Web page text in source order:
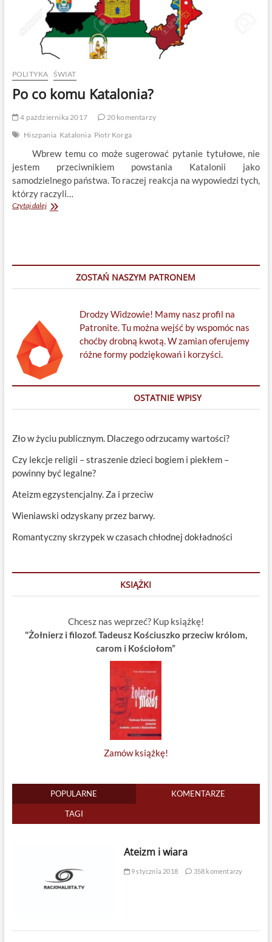
POLITYKA ŚWIAT
Po co komu Katalonia?
4 października 2017
20 komentarzy
Hiszpania Katalonia Piotr Korga
Wbrew temu co może sugerować pytanie tytułowe, nie
jestem przeciwnikiem powstania Katalonii jako
samodzielnego państwa. To raczej reakcja na wypowiedzi tych,
którzy raczyli…
Czytaj dalejPo
ZOSTAŃ NASZYM PATRONEM
Drodzy Widzowie! Mamy nasz profil na
Patronite. Tu można wejść by wspomóc nas
choćby drobną kwotą. W zamian oferujemy
różne formy podziękowań i korzyści.
OSTATNIE WPISY
Zło w życiu publicznym. Dlaczego odrzucamy wartości?
Czy lekcje religii – straszenie dzieci bogiem i piekłem –
powinny być legalne?
Ateizm egzystencjalny. Za i przeciw
Wieniawski odzyskany przez barwy.
Romantyczny skrzypek w czasach chłodnej dokładności
KSIĄŻKI
Chcesz nas weprzeć? Kup książkę!
"Żołnierz i filozof. Tadeusz Kościuszko przeciw królom,
carom i Kościołom”
Zamów książkę!
POPULARNE KOMENTARZE
TAGI
Ateizm i wiara
9 stycznia 2018 358 komentarzy